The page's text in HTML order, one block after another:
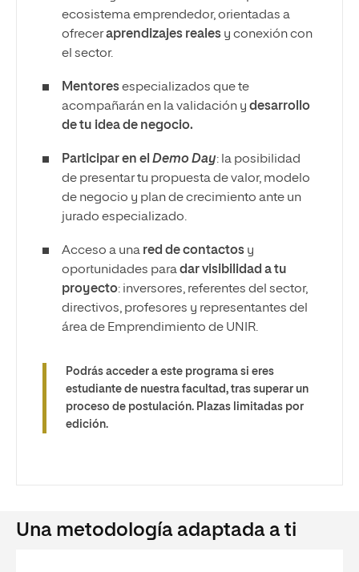
ecosistema emprendedor, orientadas a
ofreceraprendizajes reales y conexión con
el sector.
Mentoresespecializados que te
acompañarán en la validación y desarrollo
de tu idea de negocio.
Participar en el Demo Day: la posibilidad
de presentar tu propuesta de valor, modelo
de negocio y plan de crecimiento ante un
jurado especializado.
Acceso a una red de contactos y
oportunidades paradar visibilidad a tu
proyecto: inversores, referentes del sector,
directivos, profesores y representantes del
área de Emprendimiento de UNIR.
Podrás acceder a este programa si eres
estudiante de nuestra facultad, tras superar un
proceso de postulación. Plazas limitadas por
edición.
Una metodología adaptada a ti